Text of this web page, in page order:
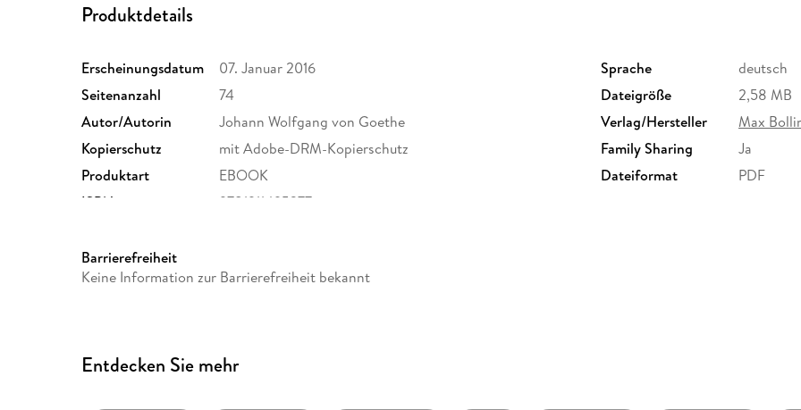
Produktdetails
Erscheinungsdatum 07. Januar 2016 Sprache
deutsch
Seitenanzahl
74 Dateigröße
2,58 MB
Autor/Autorin
Johann Wolfgang von Goethe Verlag/Hersteller
Max
Kopierschutz
mit Adobe-DRM-Kopierschutz Family Sharing
Ja
Produktart
EBOOK Dateiformat
PDF
ISBN
9781911495277
Barrierefreiheit
Keine Information zur Barrierefreiheit bekannt
Entdecken Sie mehr